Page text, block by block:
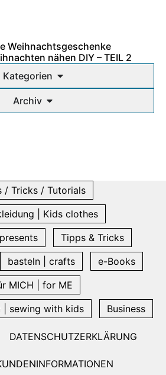
Weihnachtsgeschenke
nähen DIY – TEIL 2
Kategorien
Archiv
/ Tricks / Tutorials
| Kids clothes
Tipps & Tricks
basteln | crafts
e-Books
MICH | for ME
| sewing with kids
Business
DATENSCHUTZERKLÄRUNG